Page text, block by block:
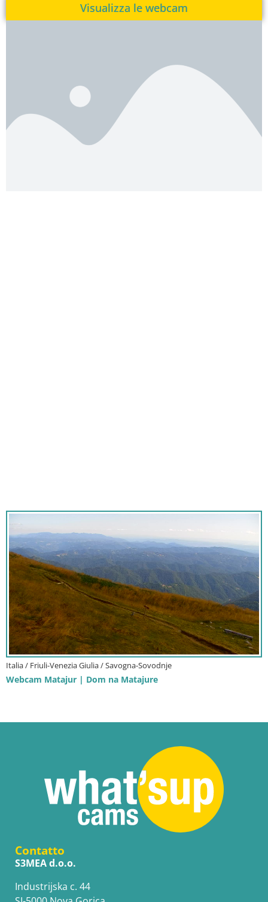
Visualizza le webcam
Italia / Friuli-Venezia Giulia / Savogna-Sovodnje
Webcam Matajur | Dom na Matajure
Contatto
S3MEA d.o.o.
Industrijska c. 44